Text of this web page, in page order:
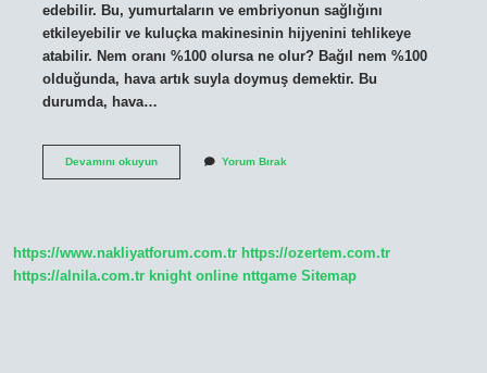
edebilir. Bu, yumurtaların ve embriyonun sağlığını
etkileyebilir ve kuluçka makinesinin hijyenini tehlikeye
atabilir. Nem oranı %100 olursa ne olur? Bağıl nem %100
olduğunda, hava artık suyla doymuş demektir. Bu
durumda, hava…
Devamını okuyunNem
Yorum Bırak
https://www.nakliyatforum.com.tr https://ozertem.com.tr
https://alnila.com.tr knight online nttgame Sitemap